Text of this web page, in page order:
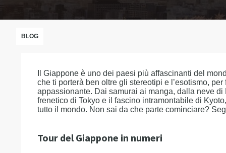
BLOG
Il Giappone è uno dei paesi più affascinanti del
che ti porterà ben oltre gli stereotipi e l’esotismo,
appassionante. Dai samurai ai manga, dalla neve
frenetico di Tokyo e il fascino intramontabile di
tutto il mondo. Non sai da che parte cominciare?
Tour del Giappone in numeri